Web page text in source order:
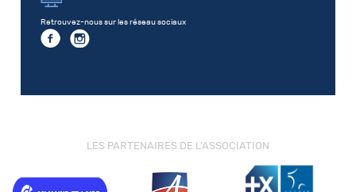
Retrouvez-nous sur les réseau sociaux
LES PARTENAIRES DE L'ASSOCIATION